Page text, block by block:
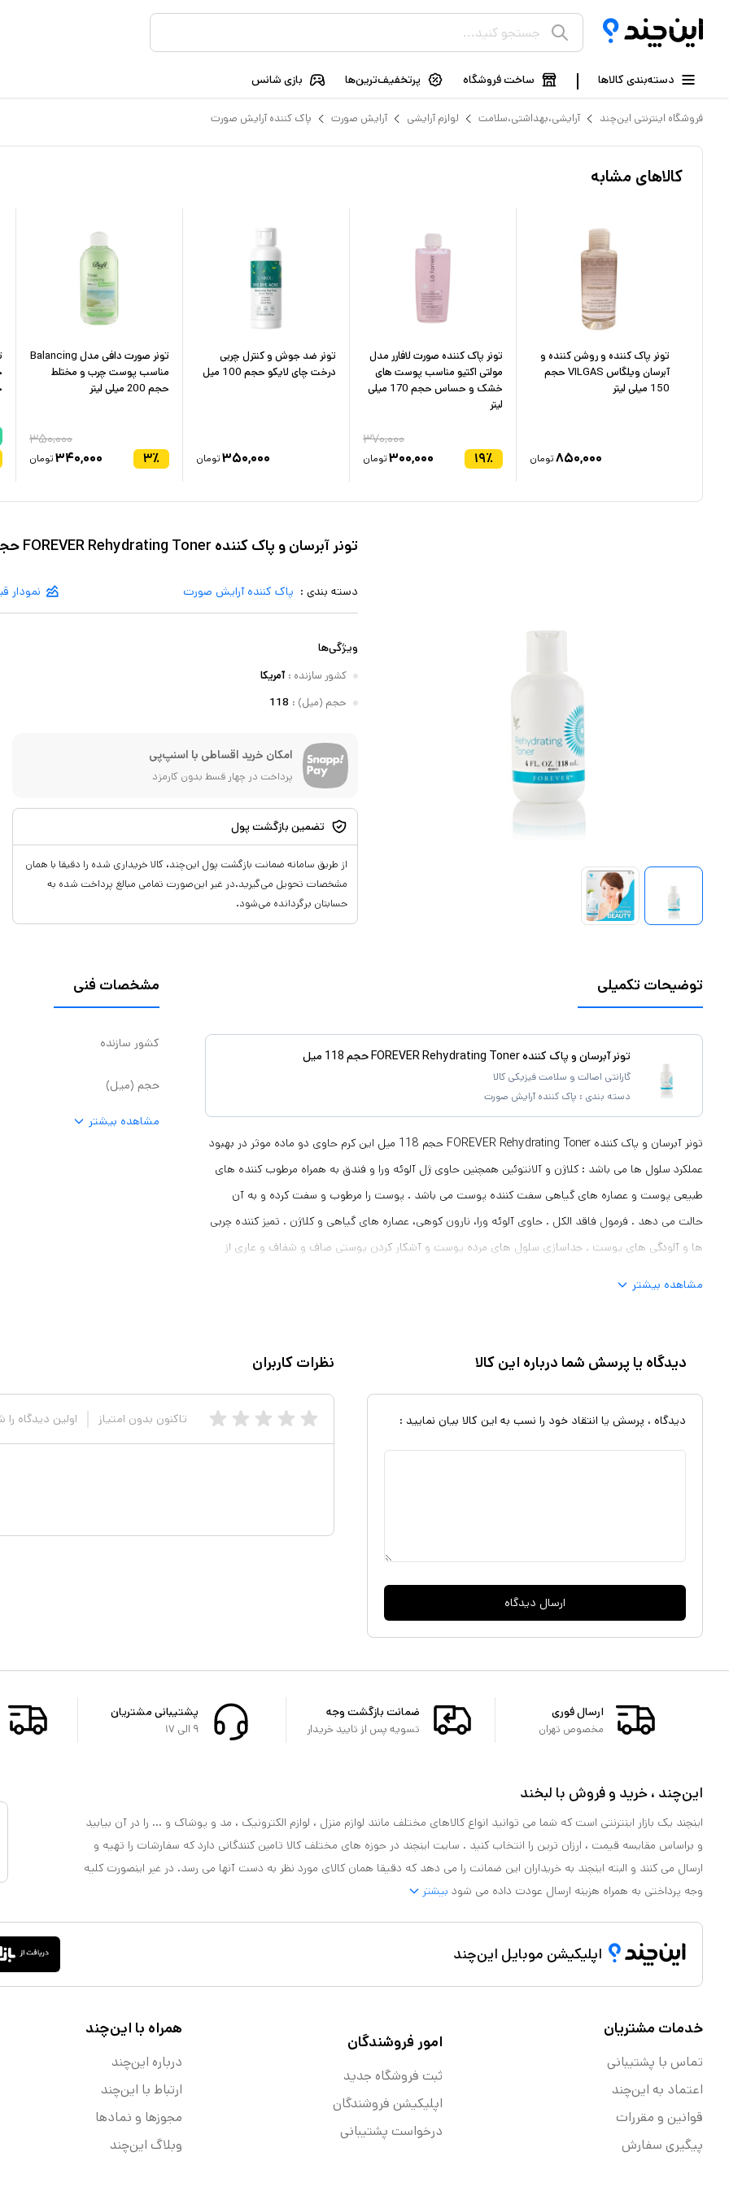
دسته‌بندی کالاها ساخت فروشگاه پرتخفیف‌ترین‌ها بازی شانس
فروشگاه اینترنتی این‌چند آرایشی،بهداشتی،سلامت لوازم آرایشی آرایش صورت پاک کننده آرایش صورت
کالاهای مشابه
تونر پاک کننده و روشن کننده و
آبرسان ویلگاس VILGAS حجم
150 میلی لیتر
۸۵۰,۰۰۰تومان
تونر پاک کننده صورت لافارر مدل
مولتی اکتیو مناسب پوست های
خشک و حساس حجم 170 میلی
لیتر
۱۹٪
۳۷۰,۰۰۰
۳۰۰,۰۰۰تومان
تونر ضد جوش و کنترل چربی
درخت چای لایکو حجم 100 میل
۳۵۰,۰۰۰تومان
تونر صورت دافی مدل Balancing
مناسب پوست چرب و مختلط
حجم 200 میلی لیتر
۳٪
۳۵۰,۰۰۰
۳۴۰,۰۰۰تومان
تونر آبرسان و پاک کننده FOREVER Rehydrating Toner حجم 118 میل
دسته بندی : پاک کننده آرایش صورت نمودار
ویژگی‌ها
کشور سازنده : آمریکا
حجم (میل) :
118
امکان خرید اقساطی با اسنپ‌پی
پرداخت در چهار قسط بدون کارمزد
تضمین بازگشت پول
از طریق سامانه ضمانت بازگشت پول این‌چند، کالا خریداری شده را دقیقا با همان
مشخصات تحویل می‌گیرید.در غیر این‌صورت تمامی مبالغ پرداخت شده به
حسابتان برگردانده می‌شود.
توضیحات تکمیلی
تونر آبرسان و پاک کننده FOREVER Rehydrating Toner حجم 118 میل
گارانتی اصالت و سلامت فیزیکی کالا
دسته بندی : پاک کننده آرایش صورت
تونر آبرسان و پاک کننده FOREVER Rehydrating Toner حجم 118 میل این کرم حاوی دو ماده موثر در بهبود
عملکرد سلول ها می باشد : کلاژن و آلانتوئین همچنین حاوی ژل آلوئه ورا و فندق به همراه مرطوب کننده های
طبیعی پوست و عصاره های گیاهی سفت کننده پوست می باشد . پوست را مرطوب و سفت کرده و به آن
حالت می دهد . فرمول فاقد الکل . حاوی آلوئه ورا، نارون کوهی، عصاره های گیاهی و کلاژن . تمیز کننده چربی
ها و آلودگی های پوست . جداسازی سلول های مرده پوست و آشکار کردن پوستی صاف و شفاف و عاری از
مشاهده بیشتر
مشخصات فنی
کشور سازنده
حجم (میل)
مشاهده بیشتر
دیدگاه یا پرسش شما درباره این کالا
دیدگاه ، پرسش یا انتقاد خود را نسب به این کالا بیان نمایید :
ارسال دیدگاه
نظرات کاربران
تاکنون بدون امتیاز اولین دیدگاه
ارسال فوری
مخصوص تهران
ضمانت بازگشت وجه
تسویه پس از تایید خریدار
پشتیبانی مشتریان
۹ الی ۱۷
این‌چند ، خرید و فروش با لبخند
اینچند یک بازار اینترنتی است که شما می توانید انواع کالاهای مختلف مانند لوازم منزل ، لوازم الکترونیک ، مد و پوشاک و ... را در آن بیابید
و براساس مقایسه قیمت ، ارزان ترین را انتخاب کنید . سایت اینچند در حوزه های مختلف کالا تامین کنندگانی دارد که سفارشات را تهیه و
ارسال می کنند و البته اینچند به خریداران این ضمانت را می دهد که دقیقا همان کالای مورد نظر به دست آنها می رسد. در غیر اینصورت کلیه
وجه پرداختی به همراه هزینه ارسال عودت داده می شود بیشتر
اپلیکیشن موبایل این‌چند
خدمات مشتریان
تماس با پشتیبانی
اعتماد به این‌چند
قوانین و مقررات
پیگیری سفارش
امور فروشندگان
ثبت فروشگاه جدید
اپلیکیشن فروشندگان
درخواست پشتیبانی
همراه با این‌چند
درباره این‌چند
ارتباط با این‌چند
مجوزها و نماد‌ها
وبلاگ این‌چند